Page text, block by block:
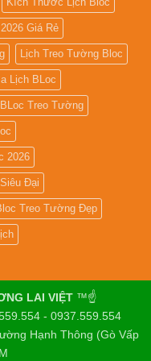
Giá Rẻ
Lịch Treo Tường Bloc
Lịch BLoc
Treo Tường
2026
Đại
Treo Tường Đẹp
LAI VIỆT ™☝️
- 0937.559.554
Hạnh Thông (Gò Vấp